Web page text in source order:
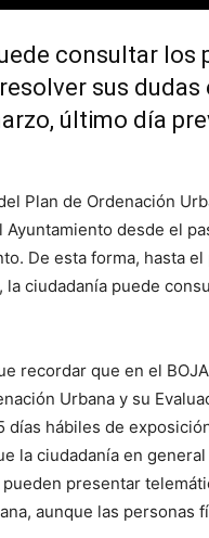
consultar los
sus
último día
Plan de Ordenación
desde el
De esta forma, hasta
ciudadanía puede
recordar que en el
Urbana y su
días hábiles de
la ciudadanía en
presentar
aunque las